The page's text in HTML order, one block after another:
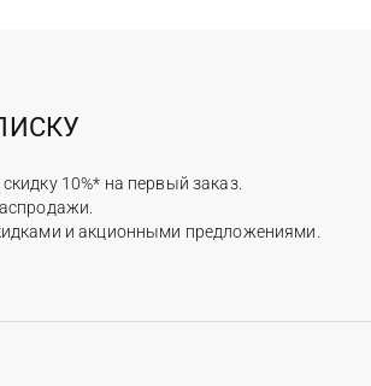
10%* на первый заказ.
и акционными предложениями.